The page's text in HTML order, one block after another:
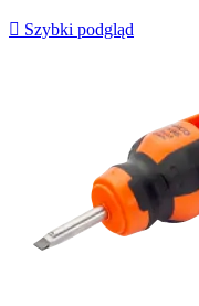
 Szybki podgląd